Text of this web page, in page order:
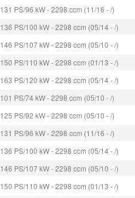
131 PS/96 kW - 2298 ccm (11/16 - /)
136 PS/100 kW - 2298 ccm (05/14 - /)
146 PS/107 kW - 2298 ccm (05/10 - /)
150 PS/110 kW - 2298 ccm (01/13 - /)
163 PS/120 kW - 2298 ccm (05/14 - /)
101 PS/74 kW - 2298 ccm (05/10 - /)
125 PS/92 kW - 2298 ccm (05/10 - /)
131 PS/96 kW - 2298 ccm (11/16 - /)
136 PS/100 kW - 2298 ccm (05/14 - /)
146 PS/107 kW - 2298 ccm (05/10 - /)
150 PS/110 kW - 2298 ccm (01/13 - /)